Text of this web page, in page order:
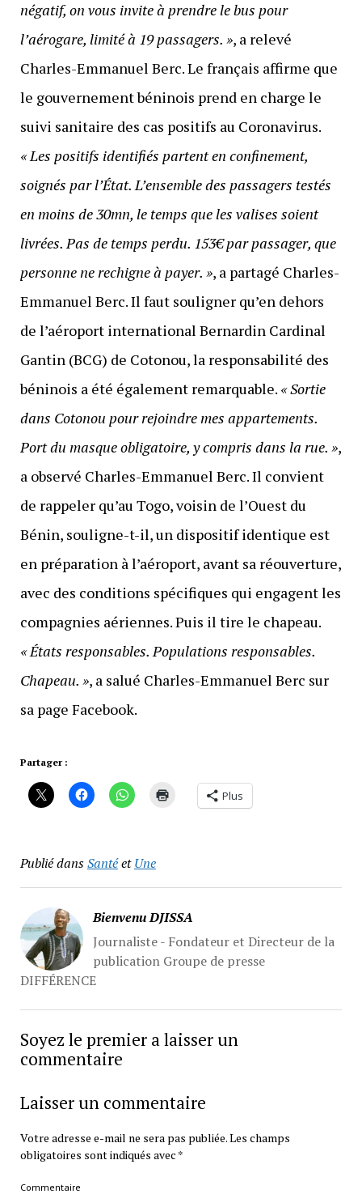
négatif, on vous invite à prendre le bus pour
l’aérogare, limité à 19 passagers. », a relevé
Charles-Emmanuel Berc. Le français affirme que
le gouvernement béninois prend en charge le
suivi sanitaire des cas positifs au Coronavirus.
« Les positifs identifiés partent en confinement,
soignés par l’État. L’ensemble des passagers testés
en moins de 30mn, le temps que les valises soient
livrées. Pas de temps perdu. 153€ par passager, que
personne ne rechigne à payer. », a partagé Charles-
Emmanuel Berc. Il faut souligner qu’en dehors
de l’aéroport international Bernardin Cardinal
Gantin (BCG) de Cotonou, la responsabilité des
béninois a été également remarquable. « Sortie
dans Cotonou pour rejoindre mes appartements.
Port du masque obligatoire, y compris dans la rue. »,
a observé Charles-Emmanuel Berc. Il convient
de rappeler qu’au Togo, voisin de l’Ouest du
Bénin, souligne-t-il, un dispositif identique est
en préparation à l’aéroport, avant sa réouverture,
avec des conditions spécifiques qui engagent les
compagnies aériennes. Puis il tire le chapeau.
« États responsables. Populations responsables.
Chapeau. », a salué Charles-Emmanuel Berc sur
sa page Facebook.
Partager :
Plus
Publié dansSantéetUne
Bienvenu DJISSA
Journaliste - Fondateur et Directeur de la
publication Groupe de presse
DIFFÉRENCE
Soyez le premier a laisser un
commentaire
Laisser un commentaire
Votre adresse e-mail ne sera pas publiée.Les champs
obligatoires sont indiqués avec *
Commentaire